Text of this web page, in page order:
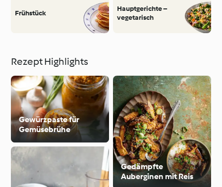
Frühstück
Hauptgerichte –
vegetarisch
Rezept Highlights
Gewürzpaste für
Gemüsebrühe
Gedämpfte
Auberginen mit Reis